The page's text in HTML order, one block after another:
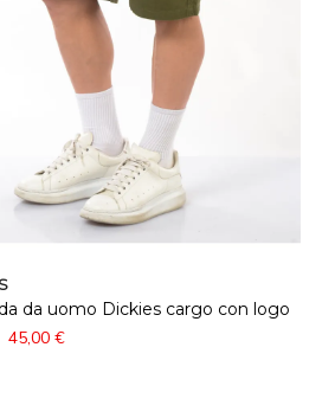
da uomo Dickies cargo con logo
45,00 €